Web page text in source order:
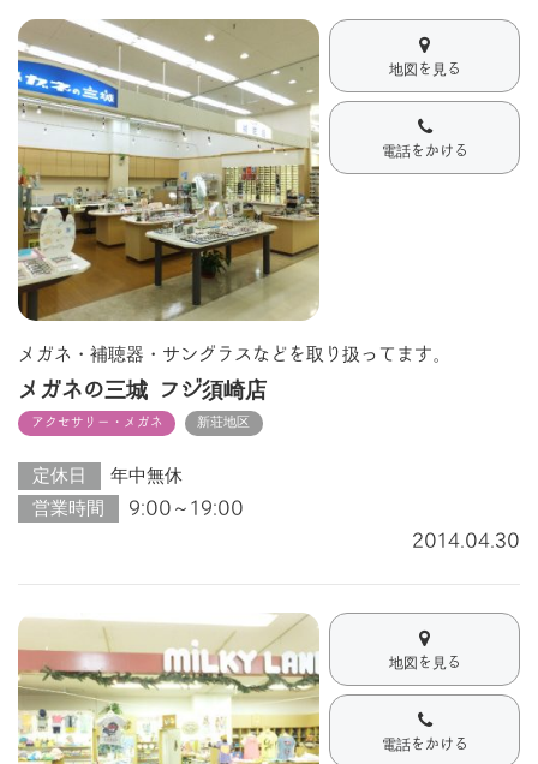
地図を見る
電話をかける
メガネ・補聴器・サングラスなどを取り扱ってます。
メガネの三城 フジ須崎店
アクセサリー・メガネ 新荘地区
定休日
年中無休
営業時間
9:00～19:00
2014.04.30
地図を見る
電話をかける